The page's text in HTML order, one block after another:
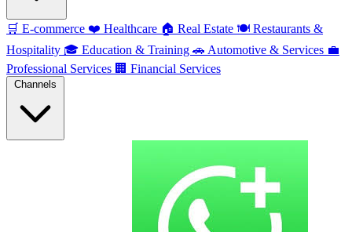
🛒 E-commerce ❤️ Healthcare 🏠 Real Estate 🍽️ Restaurants &
Hospitality 🎓 Education & Training 🚗 Automotive & Services 💼
Professional Services 🏢 Financial Services